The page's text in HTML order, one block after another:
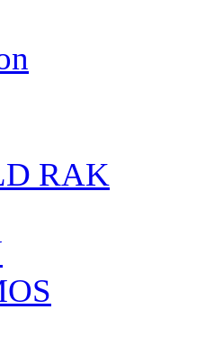
RAK